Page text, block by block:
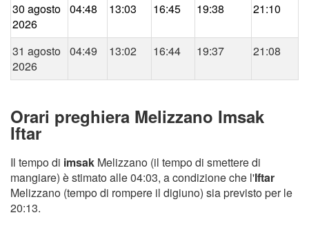
30 agosto
2026
04:48 13:03 16:45 19:38 21:10
31 agosto
2026
04:49 13:02 16:44 19:37 21:08
Orari preghiera Melizzano Imsak
Iftar
Il tempo di imsak Melizzano (il tempo di smettere di
mangiare) è stimato alle 04:03, a condizione che l'Iftar
Melizzano (tempo di rompere il digiuno) sia previsto per le
20:13.